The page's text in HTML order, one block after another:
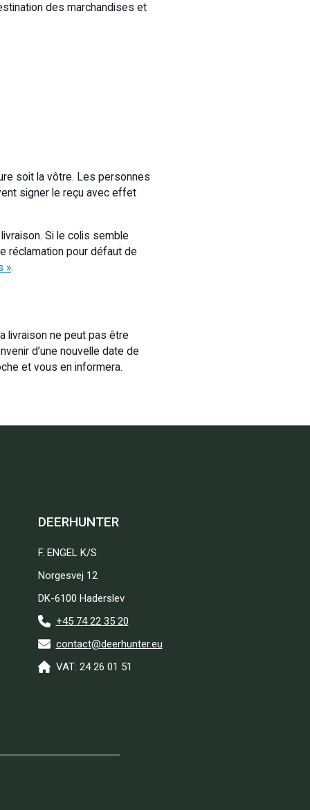
des marchandises et
soit la vôtre. Les personnes
signer le reçu avec effet
Si le colis semble
réclamation pour défaut de
».
livraison ne peut pas être
d’une nouvelle date de
et vous en informera.
DEERHUNTER
F. ENGEL K/S
Norgesvej 12
DK-6100 Haderslev
+45 74 22 35 20
contact@deerhunter.eu
VAT: 24 26 01 51